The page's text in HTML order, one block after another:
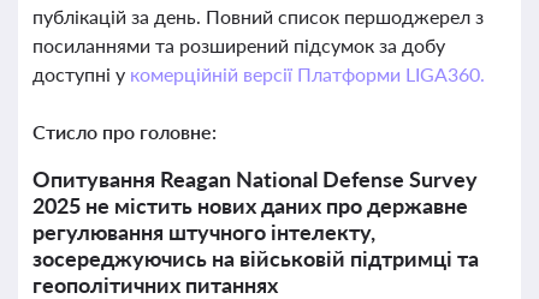
публікацій за день. Повний список першоджерел з
посиланнями та розширений підсумок за добу
доступні у комерційній версії Платформи LIGA360.
Стисло про головне:
Опитування Reagan National Defense Survey
2025 не містить нових даних про державне
регулювання штучного інтелекту,
зосереджуючись на військовій підтримці та
геополітичних питаннях